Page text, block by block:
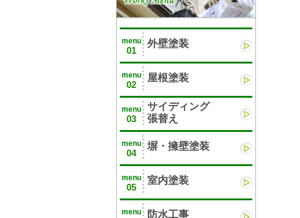
menu
01
外壁塗装
menu
02
屋根塗装
menu
03
サイディング
張替え
menu
04
塀・擁壁塗装
menu
05
室内塗装
menu 防水工事